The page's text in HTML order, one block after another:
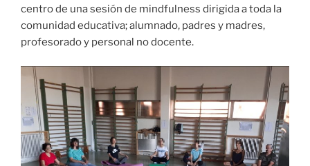
centro de una sesión de mindfulness dirigida a toda la
comunidad educativa; alumnado, padres y madres,
profesorado y personal no docente.